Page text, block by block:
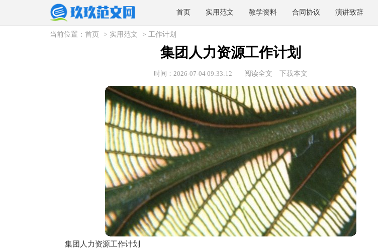
首页 实用范文 教学资料 合同协议 演讲致辞
当前位置： 首页 > 实用范文 > 工作计划
集团人力资源工作计划
时间：2026-07-04 09:33:12 阅读全文 下载本文
集团人力资源工作计划